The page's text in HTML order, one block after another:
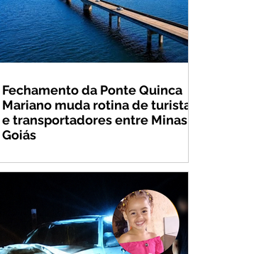
Fechamento da Ponte Quinca
Mariano muda rotina de turistas
e transportadores entre Minas e
Goiás